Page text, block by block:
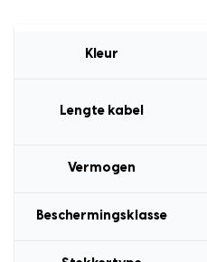
Kleur
Lengte kabel
Vermogen
Beschermingsklasse